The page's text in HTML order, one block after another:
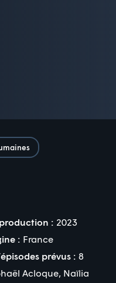
: 2023
: France
prévus : 8
Acloque Naïlia